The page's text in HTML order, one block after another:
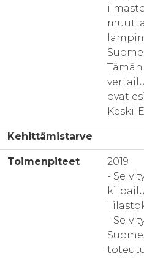
ovat
Keski-
Kehittämistarve
Toimenpiteet
2019
-
-